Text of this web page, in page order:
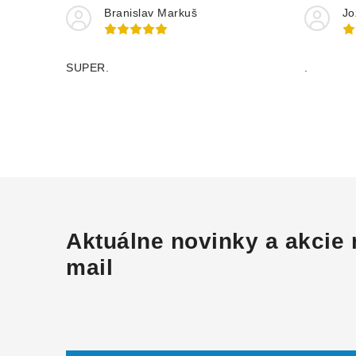
Branislav Markuš
SUPER.
Aktuálne novinky a akcie
mail